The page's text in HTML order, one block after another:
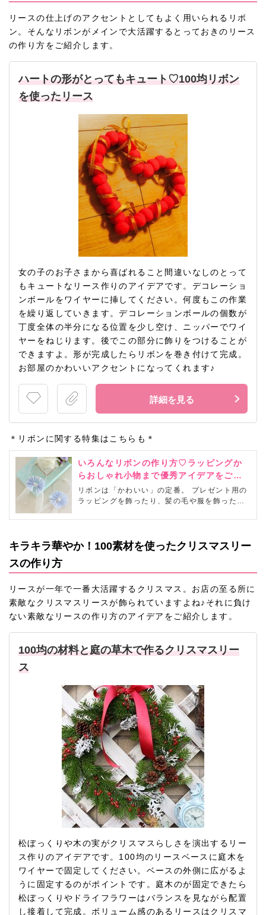
リースの仕上げのアクセントとしてもよく用いられるリボ
ン。そんなリボンがメインで大活躍するとっておきのリース
の作り方をご紹介します。
ハートの形がとってもキュート♡100均リボン
を使ったリース
女の子のお子さまから喜ばれること間違いなしのとって
もキュートなリース作りのアイデアです。デコレーショ
ンボールをワイヤーに挿してください。何度もこの作業
を繰り返していきます。デコレーションボールの個数が
丁度全体の半分になる位置を少し空け、ニッパーでワイ
ヤーをねじります。後でこの部分に飾りをつけることが
できますよ。形が完成したらリボンを巻き付けて完成。
お部屋のかわいいアクセントになってくれます♪
詳細を見る
＊リボンに関する特集はこちらも＊
いろんなリボンの作り方♡ラッピングか
らおしゃれ小物まで優秀アイデアをご紹
介
リボンは「かわいい」の定番。 プレゼント用の
ラッピングを飾ったり、髪の毛や服を飾ったり
用している方は多いのではないでしょうか。こ
小物アイテムをご紹介します♪
キラキラ華やか！100素材を使ったクリスマスリー
スの作り方
リースが一年で一番大活躍するクリスマス。お店の至る所に
素敵なクリスマスリースが飾られていますよね♪それに負け
ない素敵なリースの作り方のアイデアをご紹介します。
100均の材料と庭の草木で作るクリスマスリー
ス
松ぼっくりや木の実がクリスマスらしさを演出するリー
ス作りのアイデアです。100均のリースベースに庭木を
ワイヤーで固定してください。ベースの外側に広がるよ
うに固定するのがポイントです。庭木のが固定できたら
松ぼっくりやドライフラワーはバランスを見ながら配置
し接着して完成。ボリューム感のあるリースはクリスマ